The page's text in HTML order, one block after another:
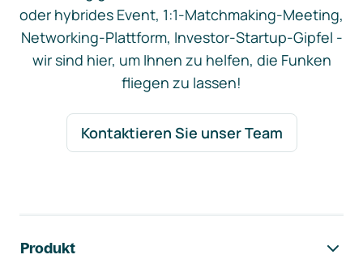
oder hybrides Event, 1:1-Matchmaking-Meeting,
Networking-Plattform, Investor-Startup-Gipfel -
wir sind hier, um Ihnen zu helfen, die Funken
fliegen zu lassen!
Kontaktieren Sie unser Team
Produkt